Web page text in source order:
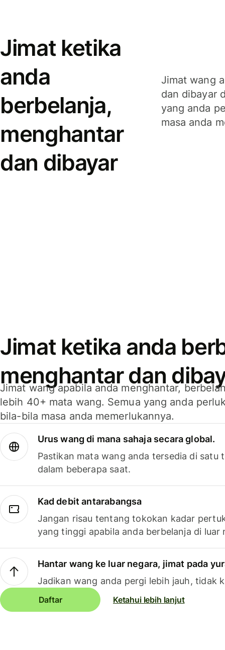
Jimat ketika
anda
berbelanja,
menghantar
dan dibayar
Jimat wang
dan dibayar
yang anda
masa anda
Jimat ketika anda
menghantar dan
Jimat wang apabila anda menghantar,
lebih 40+ mata wang. Semua yang anda
bila-bila masa anda memerlukannya.
Urus wang di mana sahaja secara global.
Pastikan mata wang anda tersedia di satu
dalam beberapa saat.
Kad debit antarabangsa
Jangan risau tentang tokokan kadar
yang tinggi apabila anda berbelanja di luar
Hantar wang ke luar negara, jimat pada
Jadikan wang anda pergi lebih jauh, tidak
Daftar Ketahui lebih lanjut